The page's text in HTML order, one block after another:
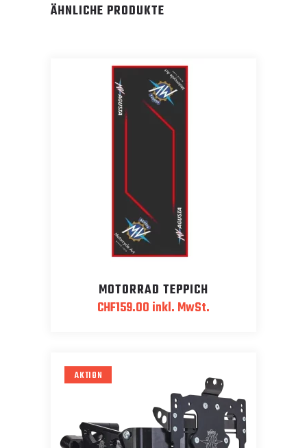
ÄHNLICHE PRODUKTE
MOTORRAD TEPPICH
CHF159.00 inkl. MwSt.
AKTION